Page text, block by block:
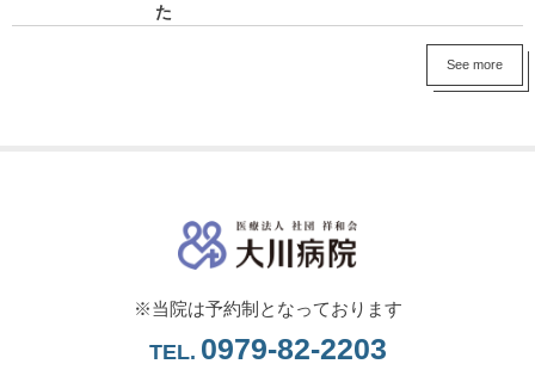
た
See more
※当院は予約制となっております
TEL. 0979-82-2203